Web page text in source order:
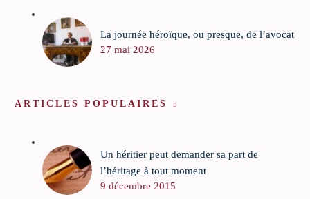
La journée héroïque, ou presque, de l’avocat
27 mai 2026
ARTICLES POPULAIRES
Un héritier peut demander sa part de
l’héritage à tout moment
9 décembre 2015